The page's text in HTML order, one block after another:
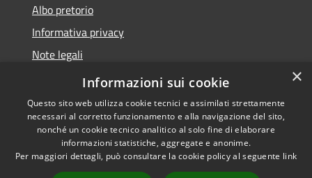
Albo pretorio
Informativa privacy
Note legali
Dichiarazione di accessibilità
Accessibilità
Copyright © 2026 • Comune di
Manoppello • Powered by
×
Informazioni sui cookie
Questo sito web utilizza cookie tecnici e assimilati strettamente
necessari al corretto funzionamento e alla navigazione del sito,
nonché un cookie tecnico analitico al solo fine di elaborare
informazioni statistiche, aggregate e anonime.
Per maggiori dettagli, può consultare la cookie policy al seguente link